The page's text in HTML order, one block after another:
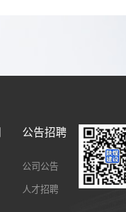
公告招聘
公司公告
人才招聘